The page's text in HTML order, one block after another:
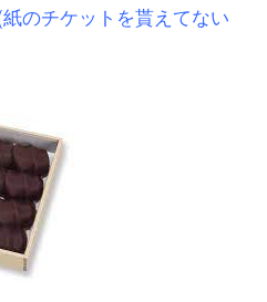
のチケットを貰えてない